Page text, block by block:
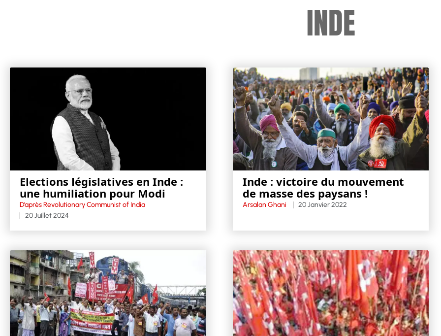
INDE
Elections législatives en Inde :
une humiliation pour Modi
D’après Revolutionary Communist of India
20 Juillet 2024
Inde : victoire du mouvement
de masse des paysans !
Arsalan Ghani 20 Janvier 2022